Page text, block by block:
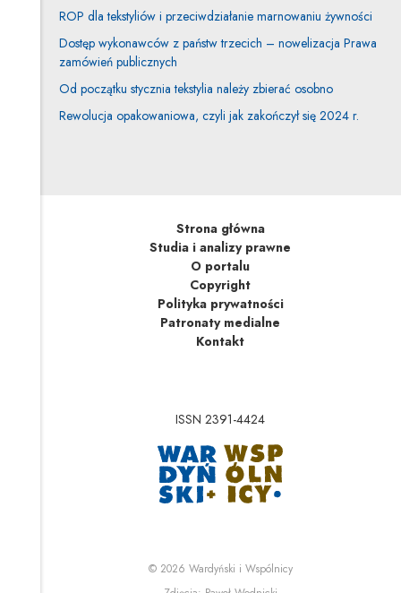
ROP dla tekstyliów i przeciwdziałanie marnowaniu żywności
Dostęp wykonawców z państw trzecich – nowelizacja Prawa
zamówień publicznych
Od początku stycznia tekstylia należy zbierać osobno
Rewolucja opakowaniowa, czyli jak zakończył się 2024 r.
Strona główna
Studia i analizy prawne
O portalu
Copyright
Polityka prywatności
Patronaty medialne
Kontakt
ISSN 2391-4424
Uwaga, link zostanie
© 2026 Wardyński i WspólnicyUwaga, link zostanie